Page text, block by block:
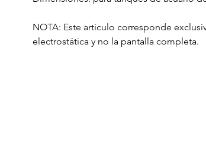
NOTA: Este artículo corresponde
electrostática y no la pantalla completa.